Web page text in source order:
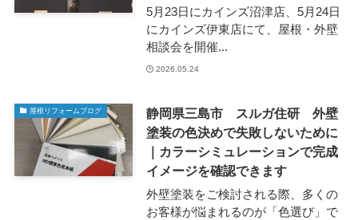
5月23日にカインズ沼津店、5月24日
にカインズ伊東店にて、屋根・外壁
相談会を開催...
2026.05.24
屋根リフォームブログ
静岡県三島市 スルガ住研 外壁
塗装の色決めで失敗しないために
｜カラーシミュレーションで完成
イメージを確認できます
外壁塗装をご検討される際、多くの
お客様が悩まれるのが「色選び」で